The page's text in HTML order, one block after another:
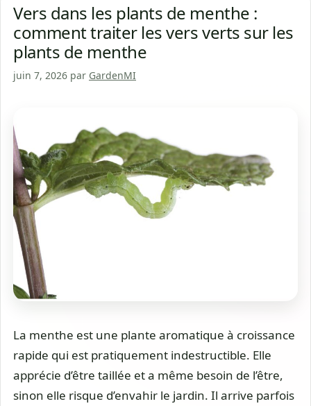
Vers dans les plants de menthe :
comment traiter les vers verts sur les
plants de menthe
juin 7, 2026 par GardenMI
La menthe est une plante aromatique à croissance
rapide qui est pratiquement indestructible. Elle
apprécie d’être taillée et a même besoin de l’être,
sinon elle risque d’envahir le jardin. Il arrive parfois